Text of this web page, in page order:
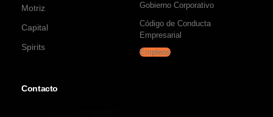
Motriz
Capital
Spirits
Gobierno Corporativo
Código de Conducta
Empresarial
Empleos
Contacto